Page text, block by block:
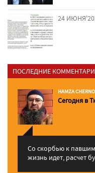
24
ПОСЛЕДНИЕ
HAMZA
Сегодня в
Со скорбью к
жизнь идет, расчет